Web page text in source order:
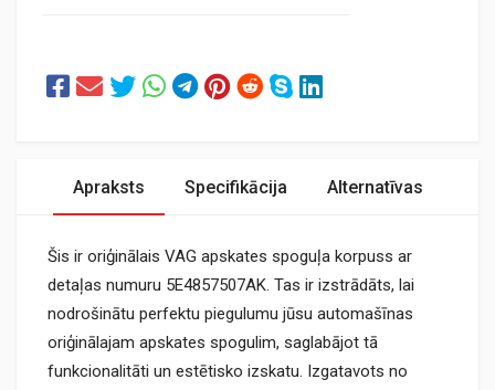
Apraksts Specifikācija Alternatīvas
Šis ir oriģinālais VAG apskates spoguļa korpuss ar
detaļas numuru 5E4857507AK. Tas ir izstrādāts, lai
nodrošinātu perfektu piegulumu jūsu automašīnas
oriģinālajam apskates spogulim, saglabājot tā
funkcionalitāti un estētisko izskatu. Izgatavots no